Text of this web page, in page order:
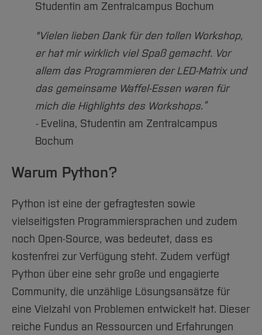
Studentin am Zentralcampus Bochum
"Vielen lieben Dank für den tollen Workshop,
er hat mir wirklich viel Spaß gemacht. Vor
allem das Programmieren der LED-Matrix und
das gemeinsame Waffel-Essen waren für
mich die Highlights des Workshops.”
- Evelina, Studentin am Zentralcampus
Bochum
Warum Python?
Python ist eine der gefragtesten sowie
vielseitigsten Programmiersprachen und zudem
noch Open-Source, was bedeutet, dass es
kostenfrei zur Verfügung steht. Zudem verfügt
Python über eine sehr große und engagierte
Community, die unzählige Lösungsansätze für
eine Vielzahl von Problemen entwickelt hat. Dieser
reiche Fundus an Ressourcen und Erfahrungen